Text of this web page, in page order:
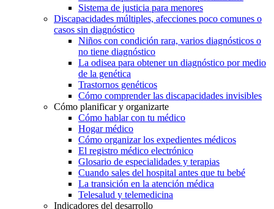
Sistema de justicia para menores
Discapacidades múltiples, afecciones poco comunes o
casos sin diagnóstico
Niños con condición rara, varios diagnósticos o
no tiene diagnóstico
La odisea para obtener un diagnóstico por medio
de la genética
Trastornos genéticos
Cómo comprender las discapacidades invisibles
Cómo planificar y organizarte
Cómo hablar con tu médico
Hogar médico
Cómo organizar los expedientes médicos
El registro médico electrónico
Glosario de especialidades y terapias
Cuando sales del hospital antes que tu bebé
La transición en la atención médica
Telesalud y telemedicina
Indicadores del desarrollo